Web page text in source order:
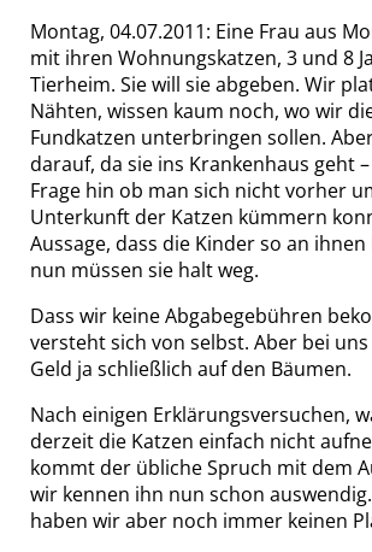
Montag, 04.07.2011: Eine Frau aus
mit ihren Wohnungskatzen, 3 und 8
Tierheim. Sie will sie abgeben. Wir
Nähten, wissen kaum noch, wo wir
Fundkatzen unterbringen sollen.
darauf, da sie ins Krankenhaus geht
Frage hin ob man sich nicht vorher
Unterkunft der Katzen kümmern
Aussage, dass die Kinder so an
nun müssen sie halt weg.
Dass wir keine Abgabegebühren
versteht sich von selbst. Aber bei
Geld ja schließlich auf den Bäumen.
Nach einigen Erklärungsversuchen,
derzeit die Katzen einfach nicht
kommt der übliche Spruch mit dem
wir kennen ihn nun schon
haben wir aber noch immer keinen